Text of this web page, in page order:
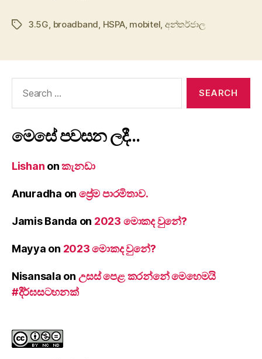
Tags3.5G broadband HSPA, mobitel අන්තර්ජාල
මෙසේ පවසන ලදී…
Lishan onකැනඩා
Anuradha on ප්‍රේම පාරමිතාව.
Jamis Banda on 2023 මොකද වුනේ?
Mayya on 2023 මොකද වුනේ?
Nisansala on උසස් පෙළ කරන්නේ මෙහෙමයි
#දීර්ඝසටහනක්